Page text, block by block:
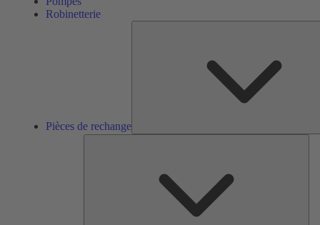
Robinetterie
Pièces de rechange